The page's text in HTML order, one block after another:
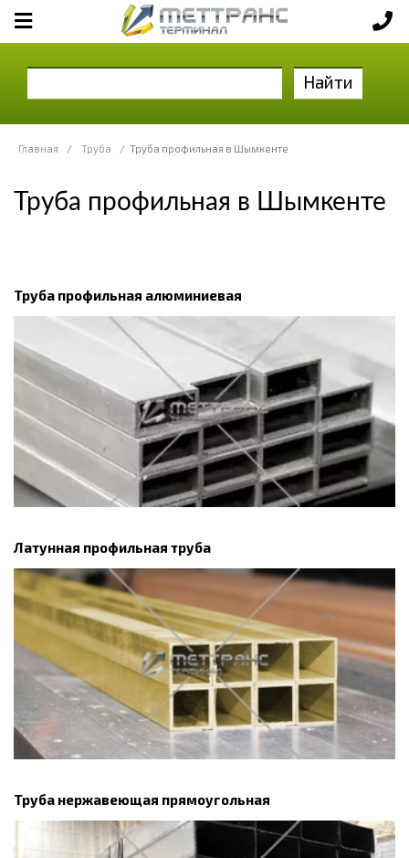
Найти
Главная / Труба / Труба профильная в Шымкенте
Труба профильная в Шымкенте
Труба профильная алюминиевая
Латунная профильная труба
Труба нержавеющая прямоугольная